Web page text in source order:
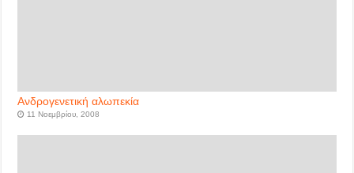
Ανδρογενετική αλωπεκία
11 Νοεμβρίου, 2008